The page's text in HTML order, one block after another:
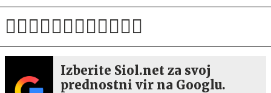
Izberite Siol.net za svoj
prednostni vir na Googlu.